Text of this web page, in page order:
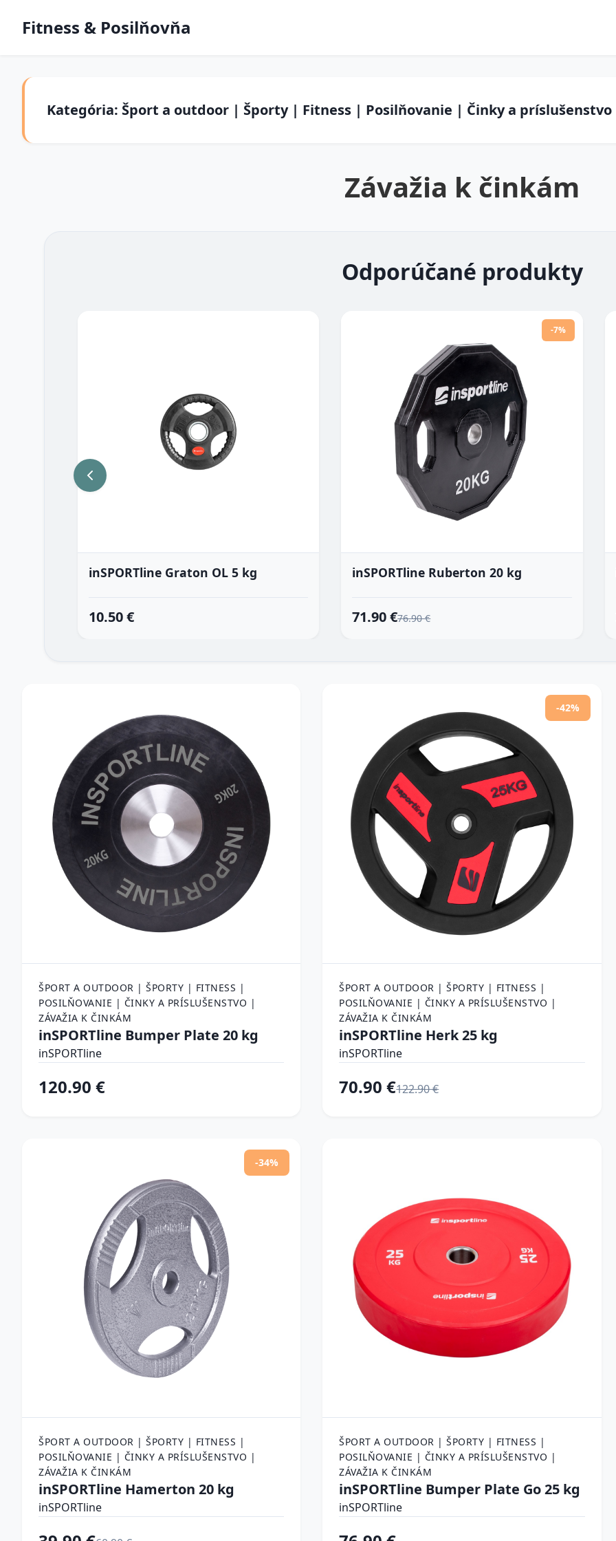
Fitness & Posilňovňa
Kategória: Šport a outdoor | Športy | Fitness | Posilňovanie | Činky a
Závažia k činkám
Odporúčané produkty
inSPORTline Graton OL 5 kg
10.50 €
-7%
inSPORTline Ruberton 20 kg
71.90 €76.90 €
ŠPORT A OUTDOOR | ŠPORTY | FITNESS |
POSILŇOVANIE | ČINKY A PRÍSLUŠENSTVO |
ZÁVAŽIA K ČINKÁM
inSPORTline Bumper Plate 20 kg
inSPORTline
120.90 €
-42%
ŠPORT A OUTDOOR | ŠPORTY | FITNESS |
POSILŇOVANIE | ČINKY A PRÍSLUŠENSTVO |
ZÁVAŽIA K ČINKÁM
inSPORTline Herk 25 kg
inSPORTline
70.90 €122.90 €
-34%
ŠPORT A OUTDOOR | ŠPORTY | FITNESS |
POSILŇOVANIE | ČINKY A PRÍSLUŠENSTVO |
ZÁVAŽIA K ČINKÁM
inSPORTline Hamerton 20 kg
inSPORTline
ŠPORT A OUTDOOR | ŠPORTY | FITNESS |
POSILŇOVANIE | ČINKY A PRÍSLUŠENSTVO |
ZÁVAŽIA K ČINKÁM
inSPORTline Bumper Plate Go 25 kg
inSPORTline